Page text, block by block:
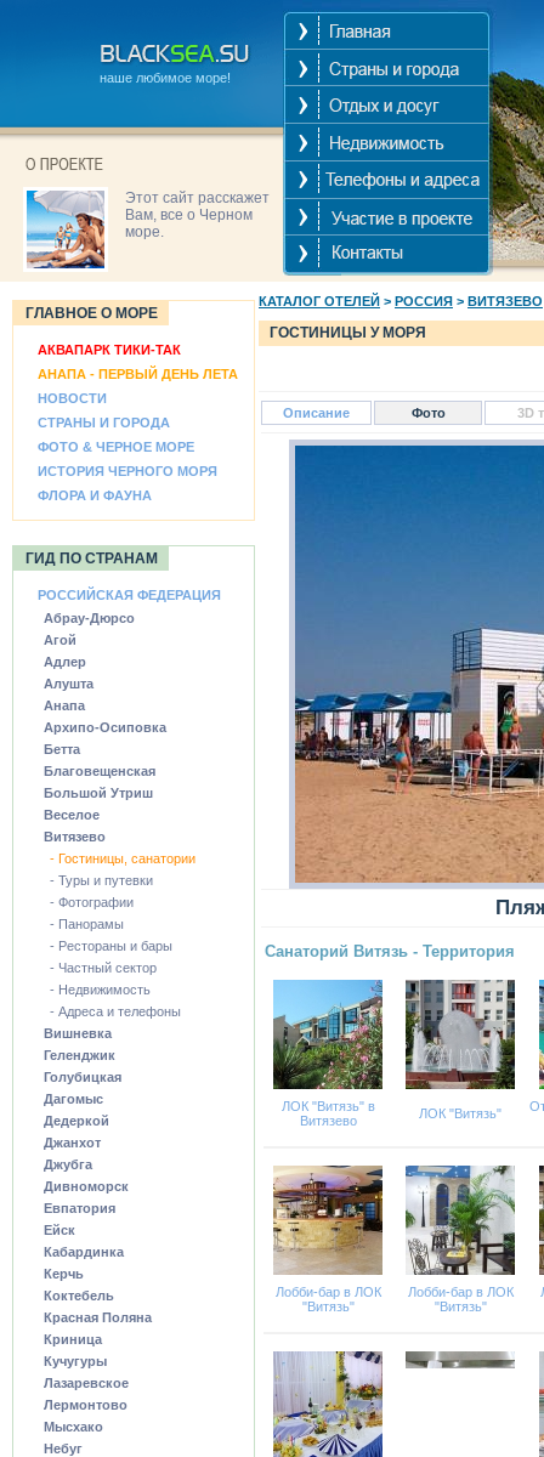
наше любимое море!
Этот сайт расскажет
Вам, все о Черном
море.
ГЛАВНОЕ О МОРЕ
АКВАПАРК ТИКИ-ТАК
АНАПА - ПЕРВЫЙ ДЕНЬ ЛЕТА
НОВОСТИ
СТРАНЫ И ГОРОДА
ФОТО & ЧЕРНОЕ МОРЕ
ИСТОРИЯ ЧЕРНОГО МОРЯ
ФЛОРА И ФАУНА
ГИД ПО СТРАНАМ
РОССИЙСКАЯ ФЕДЕРАЦИЯ
Абрау-Дюрсо
Агой
Адлер
Алушта
Анапа
Архипо-Осиповка
Бетта
Благовещенская
Большой Утриш
Веселое
Витязево
- Гостиницы, санатории
- Туры и путевки
- Фотографии
- Панорамы
- Рестораны и бары
- Частный сектор
- Недвижимость
- Адреса и телефоны
Вишневка
Геленджик
Голубицкая
Дагомыс
Дедеркой
Джанхот
Джубга
Дивноморск
Евпатория
Ейск
Кабардинка
Керчь
Коктебель
Красная Поляна
Криница
Кучугуры
Лазаревское
Лермонтово
Мысхако
Небуг
КАТАЛОГ ОТЕЛЕЙ > РОССИЯ > ВИТЯЗЕВО
ГОСТИНИЦЫ У МОРЯ
Описание Фото 3D
Санаторий Витязь - Территория
ЛОК "Витязь" в
Витязево
ЛОК "Витязь"
Лобби-бар в ЛОК
"Витязь"
Лобби-бар в ЛОК
"Витязь"